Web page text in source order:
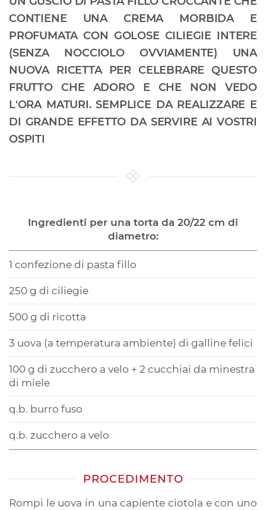
CONTIENE UNA CREMA MORBIDA E
PROFUMATA CON GOLOSE CILIEGIE INTERE
(SENZA NOCCIOLO OVVIAMENTE) UNA
NUOVA RICETTA PER CELEBRARE QUESTO
FRUTTO CHE ADORO E CHE NON VEDO
L'ORA MATURI. SEMPLICE DA REALIZZARE E
DI GRANDE EFFETTO DA SERVIRE AI VOSTRI
OSPITI
Ingredienti per una torta da 20/22 cm di
diametro:
1 confezione di pasta fillo
250 g di ciliegie
500 g di ricotta
3 uova (a temperatura ambiente) di galline felici
100 g di zucchero a velo + 2 cucchiai da minestra
di miele
q.b. burro fuso
q.b. zucchero a velo
PROCEDIMENTO
Rompi le uova in una capiente ciotola e con uno